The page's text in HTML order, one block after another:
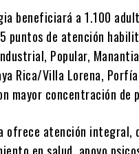
beneficiará a 1.100
puntos de atención
Popular,
Rica/Villa Lorena,
mayor concentración de
ofrece atención integral,